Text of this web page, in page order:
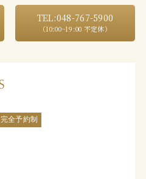
TEL:048-767-5900
（10:00~19:00 不定休）
完全予約制